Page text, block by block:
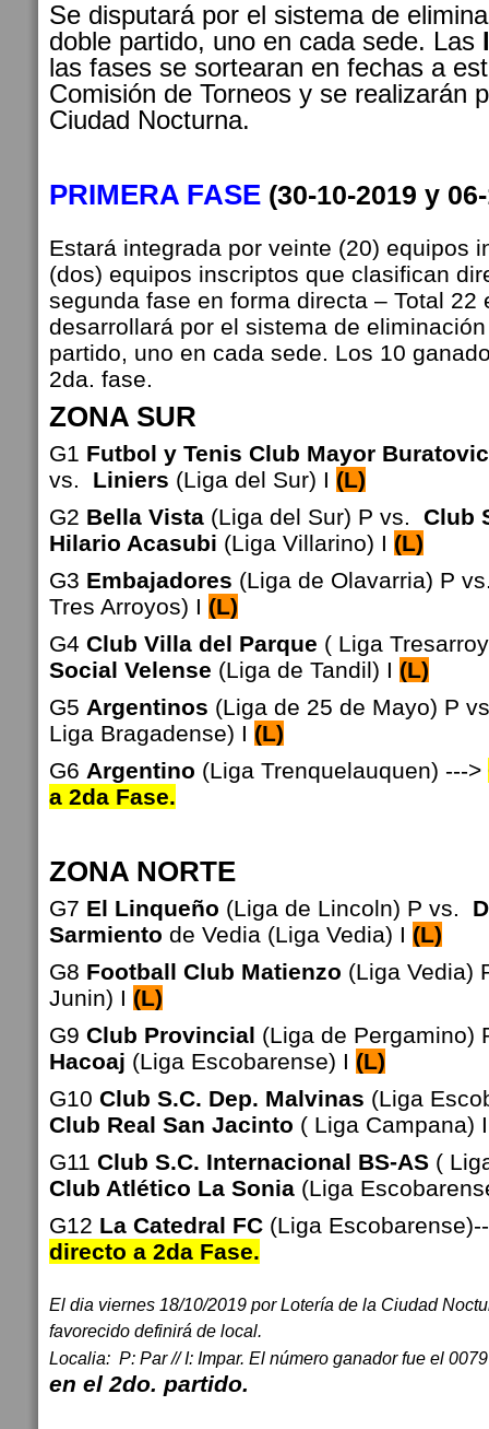
Se disputará por el sistema de
doble partido, uno en cada sede. Las
las fases se sortearan en fechas a
Comisión de Torneos y se realizarán
Ciudad Nocturna.
PRIMERA FASE (30-10-2019 y
Estará integrada por veinte (20) equipos
(dos) equipos inscriptos que clasifican
segunda fase en forma directa – Total 22
desarrollará por el sistema de
partido, uno en cada sede. Los 10
2da. fase.
ZONA SUR
G1 Futbol y Tenis Club Mayor
vs.
Liniers (Liga del Sur) I (L)
G2 Bella Vista (Liga del Sur) P vs. Club
Hilario Acasubi (Liga Villarino) I (L)
G3 Embajadores (Liga de Olavarria) P
Tres Arroyos) I (L)
G4 Club Villa del Parque ( Liga
Social Velense (Liga de Tandil) I (L)
G5 Argentinos (Liga de 25 de Mayo) P
Liga Bragadense) I (L)
G6 Argentino (Liga Trenquelauquen) --->
a 2da Fase.
ZONA NORTE
G7 El Linqueño (Liga de Lincoln) P vs.
Sarmiento de Vedia (Liga Vedia) I (L)
G8 Football Club Matienzo (Liga Vedia)
Junin) I (L)
G9 Club Provincial (Liga de
Hacoaj (Liga Escobarense) I (L)
G10 Club S.C. Dep. Malvinas (Liga
Club Real San Jacinto ( Liga Campana)
G11 Club S.C. Internacional BS-AS (
Club Atlético La Sonia (Liga
G12 La Catedral FC (Liga Escobarense)
directo a 2da Fase.
El dia viernes 18/10/2019 por Lotería de la Ciudad
favorecido definirá de local.
Localia: P: Par // I: Impar. El número ganador fue el
en el 2do. partido.